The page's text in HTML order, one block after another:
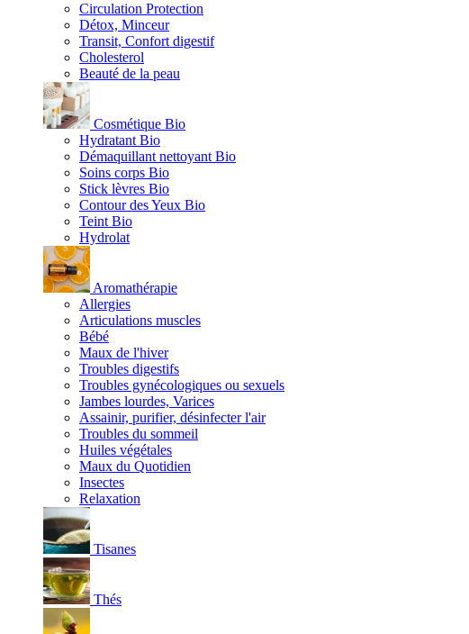
Circulation Protection
Détox, Minceur
Transit, Confort digestif
Cholesterol
Beauté de la peau
Cosmétique Bio
Hydratant Bio
Démaquillant nettoyant Bio
Soins corps Bio
Stick lèvres Bio
Contour des Yeux Bio
Teint Bio
Hydrolat
Aromathérapie
Allergies
Articulations muscles
Bébé
Maux de l'hiver
Troubles digestifs
Troubles gynécologiques ou sexuels
Jambes lourdes, Varices
Assainir, purifier, désinfecter l'air
Troubles du sommeil
Huiles végétales
Maux du Quotidien
Insectes
Relaxation
Tisanes
Thés